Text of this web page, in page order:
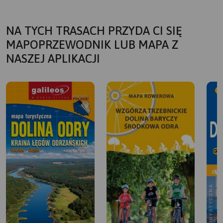
NA TYCH TRASACH PRZYDA CI SIĘ
MAPOPRZEWODNIK LUB MAPA Z
NASZEJ APLIKACJI